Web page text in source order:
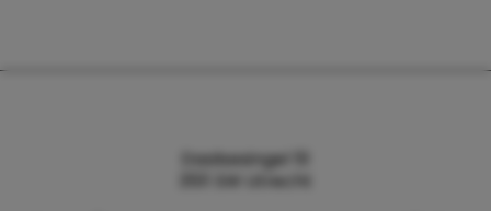
Daalsesingel 51
3511 SW Utrecht